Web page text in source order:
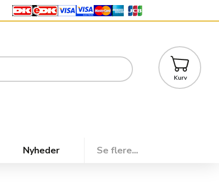
Kurv
Nyheder Se flere...